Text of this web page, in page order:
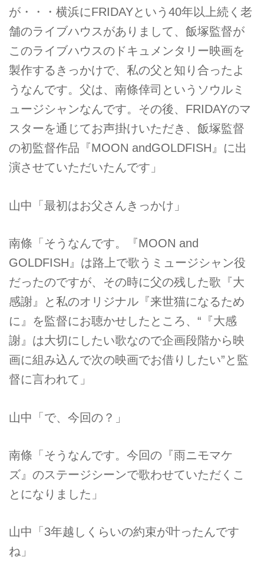
が・・・横浜にFRIDAYという40年以上続く老
舗のライブハウスがありまして、飯塚監督が
このライブハウスのドキュメンタリー映画を
製作するきっかけで、私の父と知り合ったよ
うなんです。父は、南條倖司というソウルミ
ュージシャンなんです。その後、FRIDAYのマ
スターを通じてお声掛けいただき、飯塚監督
の初監督作品『MOON andGOLDFISH』に出
演させていただいたんです」
山中「最初はお父さんきっかけ」
南條「そうなんです。『MOON and
GOLDFISH』は路上で歌うミュージシャン役
だったのですが、その時に父の残した歌『大
感謝』と私のオリジナル『来世猫になるため
に』を監督にお聴かせしたところ、“『大感
謝』は大切にしたい歌なので企画段階から映
画に組み込んで次の映画でお借りしたい”と監
督に言われて」
山中「で、今回の？」
南條「そうなんです。今回の『雨ニモマケ
ズ』のステージシーンで歌わせていただくこ
とになりました」
山中「3年越しくらいの約束が叶ったんです
ね」